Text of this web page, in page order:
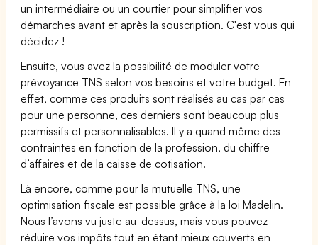
un intermédiaire ou un courtier pour simplifier vos
démarches avant et après la souscription. C'est vous qui
décidez !
Ensuite, vous avez la possibilité de moduler votre
prévoyance TNS selon vos besoins et votre budget. En
effet, comme ces produits sont réalisés au cas par cas
pour une personne, ces derniers sont beaucoup plus
permissifs et personnalisables. Il y a quand même des
contraintes en fonction de la profession, du chiffre
d’affaires et de la caisse de cotisation.
Là encore, comme pour la mutuelle TNS, une
optimisation fiscale est possible grâce à la loi Madelin.
Nous l’avons vu juste au-dessus, mais vous pouvez
réduire vos impôts tout en étant mieux couverts en